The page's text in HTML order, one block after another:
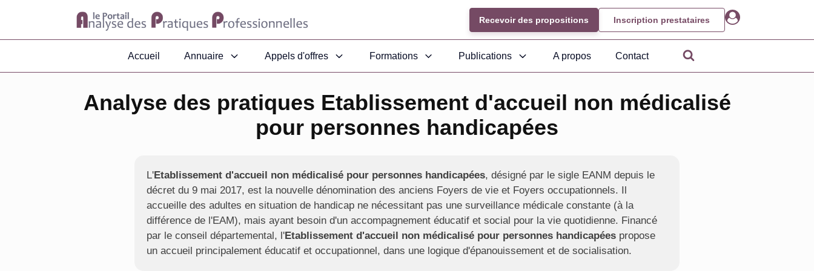
Recevoir des propositions Inscription prestataires
Accueil Annuaire Appels d'offres Formations Publications A propos Contact
Analyse des pratiques Etablissement d'accueil non médicalisé
pour personnes handicapées
L'Etablissement d'accueil non médicalisé pour personnes handicapées, désigné par le sigle EANM depuis le
décret du 9 mai 2017, est la nouvelle dénomination des anciens Foyers de vie et Foyers occupationnels. Il
accueille des adultes en situation de handicap ne nécessitant pas une surveillance médicale constante (à la
différence de l'EAM), mais ayant besoin d'un accompagnement éducatif et social pour la vie quotidienne. Financé
par le conseil départemental, l'Etablissement d'accueil non médicalisé pour personnes handicapées propose
un accueil principalement éducatif et occupationnel, dans une logique d'épanouissement et de socialisation.